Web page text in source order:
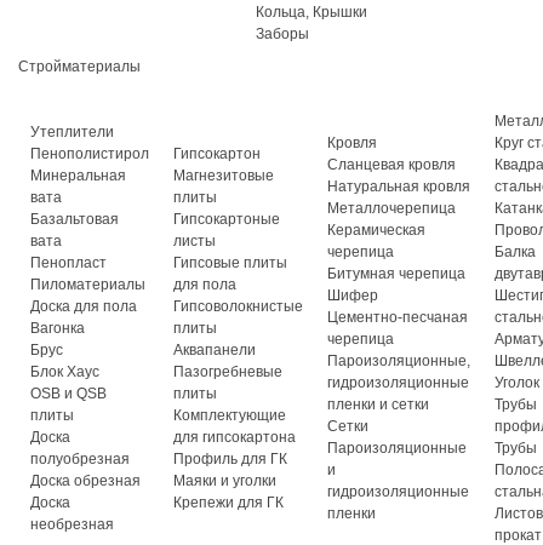
Кольца, Крышки
Заборы
Стройматериалы
Утеплители
Пенополистирол
Минеральная
вата
Базальтовая
вата
Пенопласт
Пиломатериалы
Доска для пола
Вагонка
Брус
Блок Хаус
OSB и QSB
плиты
Доска
полуобрезная
Доска обрезная
Доска
необрезная
Гипсокартон
Магнезитовые
плиты
Гипсокартоные
листы
Гипсовые плиты
для пола
Гипсоволокнистые
плиты
Аквапанели
Пазогребневые
плиты
Комплектующие
для гипсокартона
Профиль для ГК
Маяки и уголки
Крепежи для ГК
Кровля
Сланцевая кровля
Натуральная кровля
Металлочерепица
Керамическая
черепица
Битумная черепица
Шифер
Цементно-песчаная
черепица
Пароизоляционные,
гидроизоляционные
пленки и сетки
Сетки
Пароизоляционные
и
гидроизоляционные
пленки
Круг
Балка
Уголок
Трубы
Трубы
прокат